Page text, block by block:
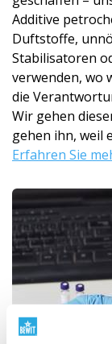
Additive
Duftstoffe,
Stabilisatoren
verwenden, wo
die
Wir gehen
gehen ihn, weil
Erfahren Sie